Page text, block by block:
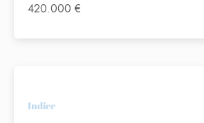
420.000 €
Indice